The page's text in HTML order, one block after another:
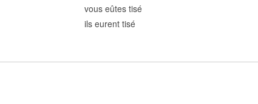
vous eûtes tisé
ils eurent tisé